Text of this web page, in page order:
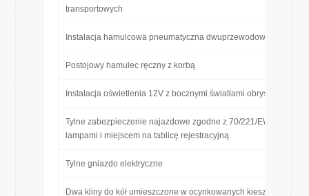
transportowych
Instalacja hamulcowa pneumatyczna dwuprzewodowa
Postojowy hamulec ręczny z korbą
Instalacja oświetlenia 12V z bocznymi światłami obrysowymi
Tylne zabezpieczenie najazdowe zgodne z 70/221/EWG, z
lampami i miejscem na tablicę rejestracyjną
Tylne gniazdo elektryczne
Dwa kliny do kół umieszczone w ocynkowanych kieszeniach